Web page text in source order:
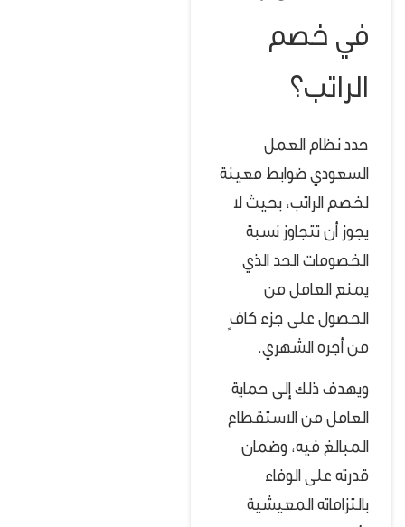
في خصم
الراتب؟
حدد نظام العمل
السعودي ضوابط معينة
لخصم الراتب، بحيث لا
يجوز أن تتجاوز نسبة
الخصومات الحد الذي
يمنع العامل من
الحصول على جزء كافٍ
من أجره الشهري.
ويهدف ذلك إلى حماية
العامل من الاستقطاع
المبالغ فيه، وضمان
قدرته على الوفاء
بالتزاماته المعيشية